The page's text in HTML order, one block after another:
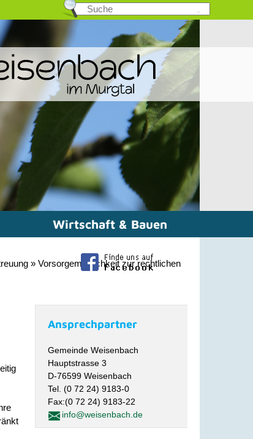
Wirtschaft & Bauen
» Vorsorgemöglichkeit zur rechtlichen
Ansprechpartner
Gemeinde Weisenbach
Hauptstrasse 3
D-76599 Weisenbach
Tel. (0 72 24) 9183-0
Fax:(0 72 24) 9183-22
info@weisenbach.de